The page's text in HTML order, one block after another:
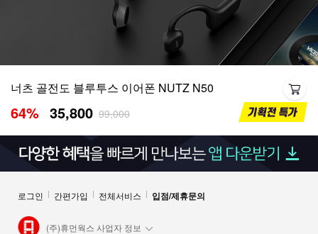
너츠 골전도 블루투스 이어폰 NUTZ N50
64% 35,800 99,000
로그인 간편가입 전체서비스 입점/제휴문의
(주)휴먼웍스 사업자 정보